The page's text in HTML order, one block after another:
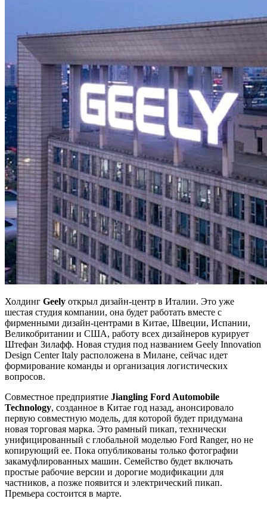
Холдинг Geely открыл дизайн-центр в Италии. Это уже
шестая студия компании, она будет работать вместе с
фирменными дизайн-центрами в Китае, Швеции, Испании,
Великобритании и США, работу всех дизайнеров курирует
Штефан Зилафф. Новая студия под названием Geely Innovation
Design Center Italy расположена в Милане, сейчас идет
формирование команды и организация логистических
вопросов.
Совместное предприятие Jiangling Ford Automobile
Technology, созданное в Китае год назад, анонсировало
первую совместную модель, для которой будет придумана
новая торговая марка. Это рамный пикап, технически
унифицированный с глобальной моделью Ford Ranger, но не
копирующий ее. Пока опубликованы только фотографии
закамуфлированных машин. Семейство будет включать
простые рабочие версии и дорогие модификации для
частников, а позже появится и электрический пикап.
Премьера состоится в марте.